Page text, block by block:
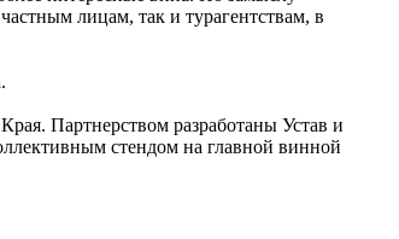
лицам, так и турагентствам, в
Партнерством разработаны Устав и
стендом на главной винной